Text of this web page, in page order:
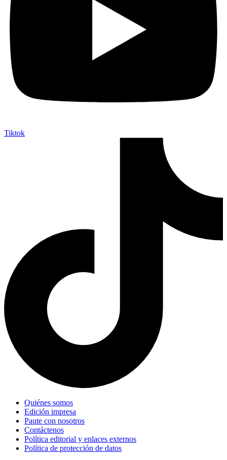
Tiktok
Quiénes somos
Edición impresa
Paute con nosotros
Contáctenos
Política editorial y enlaces externos
Política de protección de datos